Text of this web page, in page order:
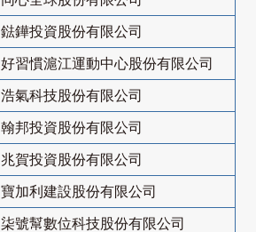
鍅鏵投資股份有限公司
好習慣滬江運動中心股份有限公司
浩氣科技股份有限公司
翰邦投資股份有限公司
兆賀投資股份有限公司
寶加利建設股份有限公司
柒號幫數位科技股份有限公司